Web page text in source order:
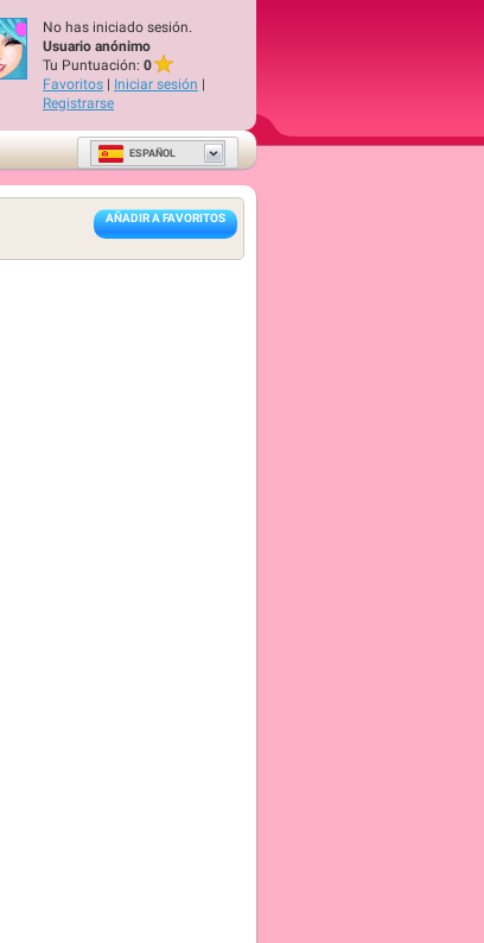
No has iniciado sesión.
Usuario anónimo
Tu Puntuación: 0
Favoritos | Iniciar sesión |
Registrarse
ESPAÑOL
AÑADIR A FAVORITOS